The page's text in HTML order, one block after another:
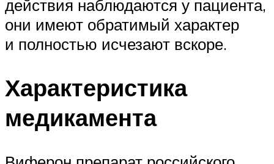
действия наблюдаются у пациента,
они имеют обратимый характер
и полностью исчезают вскоре.
Характеристика
медикамента